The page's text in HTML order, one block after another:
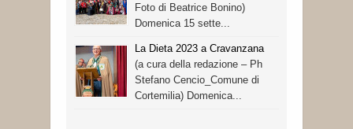
Foto di Beatrice Bonino)
Domenica 15 sette...
La Dieta 2023 a Cravanzana
(a cura della redazione – Ph
Stefano Cencio_Comune di
Cortemilia) Domenica...